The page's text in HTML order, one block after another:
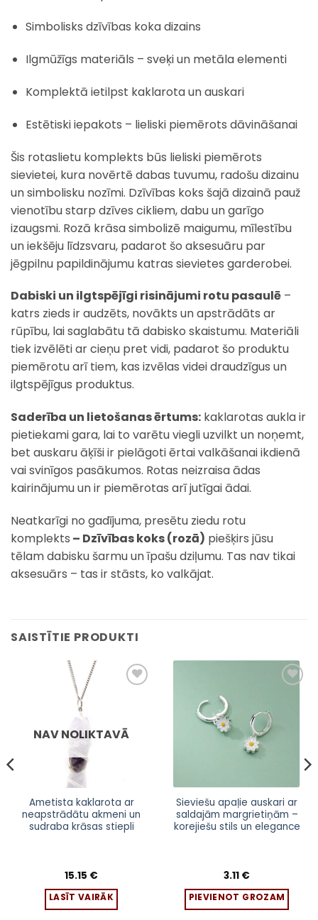
Simbolisks dzīvības koka dizains
Ilgmūžīgs materiāls – sveķi un metāla elementi
Komplektā ietilpst kaklarota un auskari
Estētiski iepakots – lieliski piemērots dāvināšanai
Šis rotaslietu komplekts būs lieliski piemērots
sievietei, kura novērtē dabas tuvumu, radošu dizainu
un simbolisku nozīmi. Dzīvības koks šajā dizainā pauž
vienotību starp dzīves cikliem, dabu un garīgo
izaugsmi. Rozā krāsa simbolizē maigumu, mīlestību
un iekšēju līdzsvaru, padarot šo aksesuāru par
jēgpilnu papildinājumu katras sievietes garderobei.
Dabiski un ilgtspējīgi risinājumi rotu pasaulē –
katrs zieds ir audzēts, novākts un apstrādāts ar
rūpību, lai saglabātu tā dabisko skaistumu. Materiāli
tiek izvēlēti ar cieņu pret vidi, padarot šo produktu
piemērotu arī tiem, kas izvēlas videi draudzīgus un
ilgtspējīgus produktus.
Saderība un lietošanas ērtums: kaklarotas aukla ir
pietiekami gara, lai to varētu viegli uzvilkt un noņemt,
bet auskaru āķīši ir pielāgoti ērtai valkāšanai ikdienā
vai svinīgos pasākumos. Rotas neizraisa ādas
kairinājumu un ir piemērotas arī jutīgai ādai.
Neatkarīgi no gadījuma, presētu ziedu rotu
komplekts – Dzīvības koks (rozā) piešķirs jūsu
tēlam dabisku šarmu un īpašu dziļumu. Tas nav tikai
aksesuārs – tas ir stāsts, ko valkājat.
SAISTĪTIE PRODUKTI
NAV NOLIKTAVĀ
Ametista kaklarota ar
neapstrādātu akmeni un
sudraba krāsas stiepli
15.15 €
LASĪT VAIRĀK
Sieviešu apaļie auskari ar
saldajām margrietiņām –
korejiešu stils un elegance
3.11 €
PIEVIENOT GROZAM